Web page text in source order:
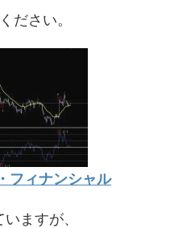
ださい。
フィナンシャル
ますが、